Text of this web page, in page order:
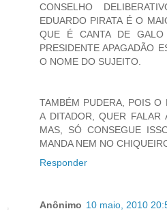
CONSELHO
EDUARDO PIRATA É O
QUE É CANTA DE
PRESIDENTE APAGADÃO
O NOME DO SUJEITO.
TAMBÉM PUDERA, POIS O
A DITADOR, QUER FALAR
MAS, SÓ CONSEGUE
MANDA NEM NO
Responder
Anônimo 10 maio, 2010